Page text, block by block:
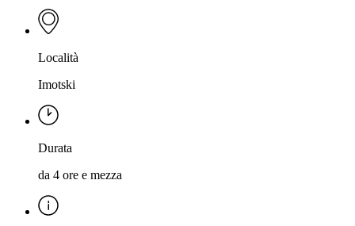
Località
Imotski
Durata
da 4 ore e mezza